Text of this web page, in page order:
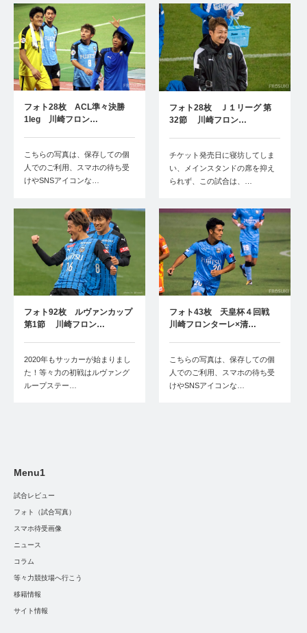
フォト28枚 ACL準々決勝
1leg 川崎フロン…
こちらの写真は、保存しての個
人でのご利用、スマホの待ち受
けやSNSアイコンな…
フォト28枚 Ｊ１リーグ 第
32節 川崎フロン…
チケット発売日に寝坊してしま
い、メインスタンドの席を抑え
られず、この試合は、…
フォト92枚 ルヴァンカップ
第1節 川崎フロン…
2020年もサッカーが始まりまし
た！等々力の初戦はルヴァング
ループステー…
フォト43枚 天皇杯４回戦
川崎フロンターレ×清…
こちらの写真は、保存しての個
人でのご利用、スマホの待ち受
けやSNSアイコンな…
Menu1
試合レビュー
フォト（試合写真）
スマホ待受画像
ニュース
コラム
等々力競技場へ行こう
移籍情報
サイト情報